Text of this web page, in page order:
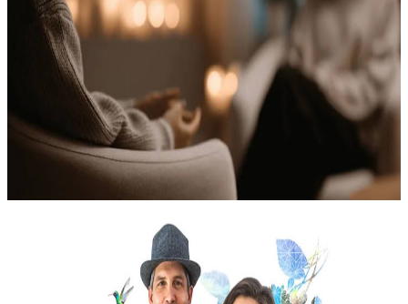
21 giorni di ritiro
Entra in un’esperienza di benessere trasformativa, pensata per
favorire un profondo processo di guarigione e un reset duraturo.
Questo ritiro di 21 giorni propone un approccio che coinvolge tutto
14.910,00 CA$
30 agosto 2026 18:00
Il Cammino della Medicina del Potere dell'Anima